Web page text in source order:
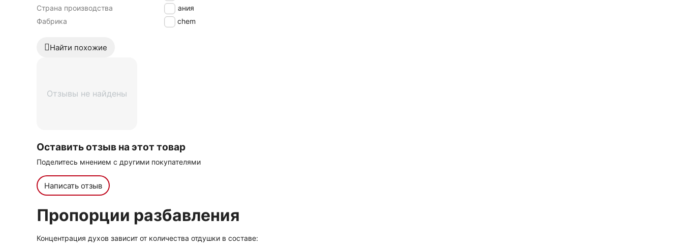
Страна производства
Испания
Фабрика
Iberchem
Найти похожие
Отзывы не найдены
Оставить отзыв на этот товар
Поделитесь мнением с другими покупателями
Написать отзыв
Пропорции разбавления
Концентрация духов зависит от количества отдушки в составе: